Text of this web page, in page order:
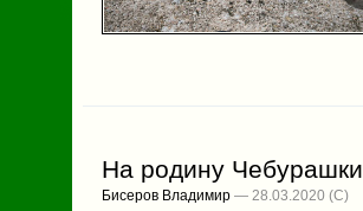
На родину Чебурашки
Бисеров Владимир — 28.03.2020